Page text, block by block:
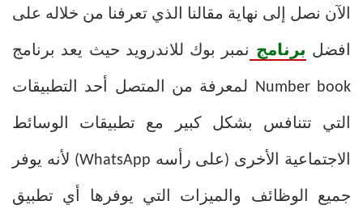
الآن نصل إلى نهاية مقالنا الذي تعرفنا من خلاله على
افضل برنامج نمبر بوك للاندرويد حيث يعد برنامج
Number book لمعرفة من المتصل أحد التطبيقات
التي تتنافس بشكل كبير مع تطبيقات الوسائط
الاجتماعية الأخرى (على رأسه WhatsApp) لأنه يوفر
جميع الوظائف والميزات التي يوفرها أي تطبيق